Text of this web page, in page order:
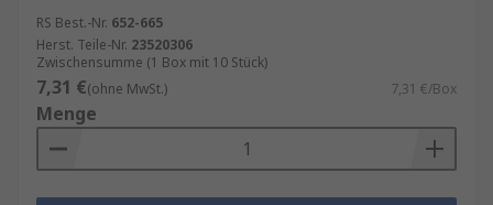
RS Best.-Nr. 652-665
Herst. Teile-Nr. 23520306
Zwischensumme (1 Box mit 10 Stück)
7,31 €(ohne MwSt.) 7,31 €/Box
Menge